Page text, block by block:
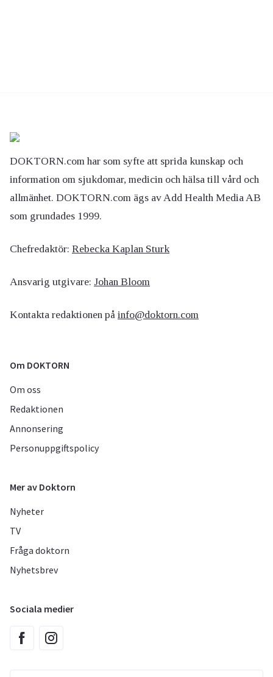
DOKTORN.com har som syfte att sprida kunskap och
information om sjukdomar, medicin och hälsa till vård och
allmänhet. DOKTORN.com ägs av Add Health Media AB
som grundades 1999.
Chefredaktör: Rebecka Kaplan Sturk
Ansvarig utgivare: Johan Bloom
Kontakta redaktionen på info@doktorn.com
Om DOKTORN
Om oss
Redaktionen
Annonsering
Personuppgiftspolicy
Mer av Doktorn
Nyheter
TV
Fråga doktorn
Nyhetsbrev
Sociala medier